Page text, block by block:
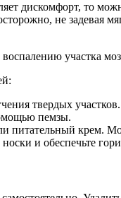
дискомфорт, то
не задевая
участка
твердых
пемзы.
крем.
и обеспечьте